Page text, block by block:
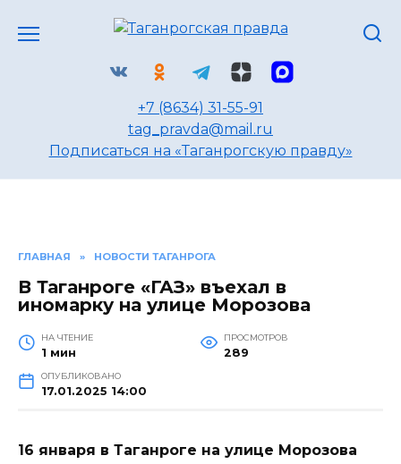
+7 (8634) 31-55-91
tag_pravda@mail.ru
Подписаться на «Таганрогскую правду»
ГЛАВНАЯ » НОВОСТИ ТАГАНРОГА
В Таганроге «ГАЗ» въехал в
иномарку на улице Морозова
НА ЧТЕНИЕ
1 мин
ПРОСМОТРОВ
289
ОПУБЛИКОВАНО
17.01.2025 14:00
16 января в Таганроге на улице Морозова